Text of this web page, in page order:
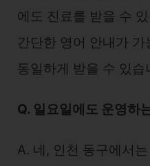
에도 진료를 받을 수
간단한 영어 안내가
동일하게 받을 수 있습
Q. 일요일에도 운영하
A. 네, 인천 동구에서는